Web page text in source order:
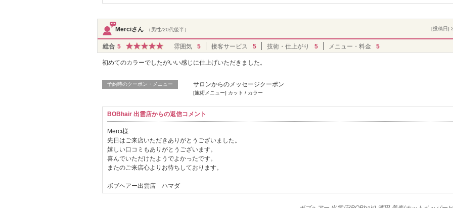
Merciさん （男性/20代後半） [投稿日]
総合 5 雰囲気 5 接客サービス 5 技術・仕上がり 5 メニュー・料金 5
初めてのカラーでしたがいい感じに仕上げいただきました。
予約時のクーポン・メニュー サロンからのメッセージクーポン
[施術メニュー] カット / カラー
BOBhair 出雲店からの返信コメント
Merci様
先日はご来店いただきありがとうございました。
嬉しい口コミもありがとうございます。
喜んでいただけたようでよかったです。
またのご来店心よりお待ちしております。
ボブヘアー出雲店 ハマダ